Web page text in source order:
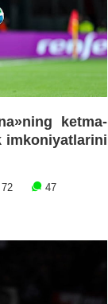
ketma-
imkoniyatlarini
72 47